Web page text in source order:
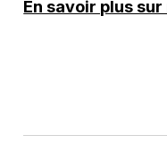
En savoir plus